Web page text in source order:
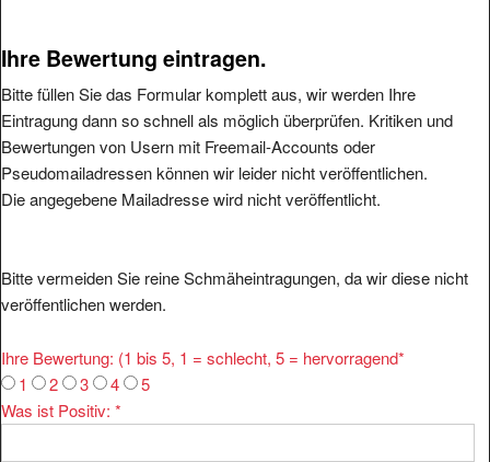
Ihre Bewertung eintragen.
Bitte füllen Sie das Formular komplett aus, wir werden Ihre
Eintragung dann so schnell als möglich überprüfen. Kritiken und
Bewertungen von Usern mit Freemail-Accounts oder
Pseudomailadressen können wir leider nicht veröffentlichen.
Die angegebene Mailadresse wird nicht veröffentlicht.
Bitte vermeiden Sie reine Schmäheintragungen, da wir diese nicht
veröffentlichen werden.
Ihre Bewertung: (1 bis 5, 1 = schlecht, 5 = hervorragend*
1
2 3 4
5
Was ist Positiv: *